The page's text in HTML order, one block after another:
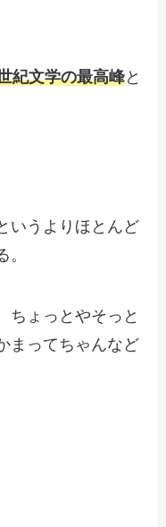
紀文学の最高峰と
いうよりほとんど
。
ちょっとやそっと
まってちゃんなど